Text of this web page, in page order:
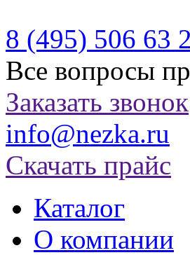
8 (495) 506 63
Все вопросы
Заказать звонок
info@nezka.ru
Скачать прайс
Каталог
О компании